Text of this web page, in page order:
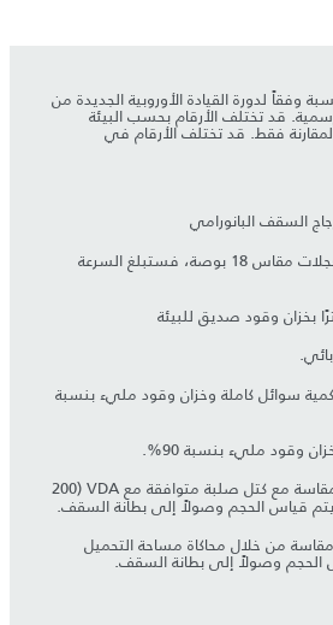
وفقاً لدورة القيادة الأوروبية الجديدة من
قد تختلف الأرقام بحسب البيئة
فقط. قد تختلف الأرقام في
السقف البانورامي
إذا كانت السيارة مزوّدة بعجلات مقاس 18 بوصة، فستبلغ السرعة
75 كجم وكمية سوائل كاملة وخزان وقود مليء بنسبة
وقود مليء بنسبة 90%.
جاف: المساحة كما هي مقاسة مع كتل صلبة متوافقة مع VDA (‏200
من خلال محاكاة مساحة التحميل
الحجم وصولاً إلى بطانة السقف.